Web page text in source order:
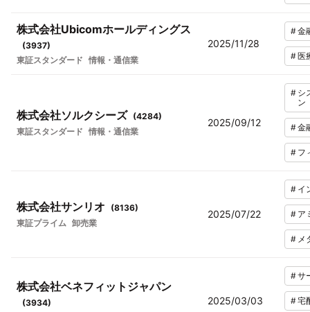
株式会社Ubicomホールディングス
(3937)
東証スタンダード 情報・通信業
2025/11/28
#金
#医
株式会社ソルクシーズ (4284)
東証スタンダード 情報・通信業
2025/09/12
# シ
ン
#金
# フ
株式会社サンリオ (8136)
東証プライム 卸売業
2025/07/22
# イ
# ア
# メ
株式会社ベネフィットジャパン
(3934) 2025/03/03
#サ
#宅